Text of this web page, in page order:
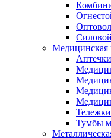
Медицинская
Тумбы